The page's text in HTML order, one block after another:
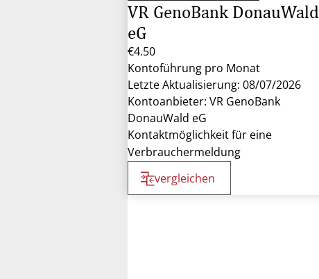
VR GenoBank DonauWald
eG
€4.50
Kontoführung pro Monat
Letzte Aktualisierung: 08/07/2026
Kontoanbieter: VR GenoBank
DonauWald eG
Kontaktmöglichkeit für eine
Verbrauchermeldung
vergleichen